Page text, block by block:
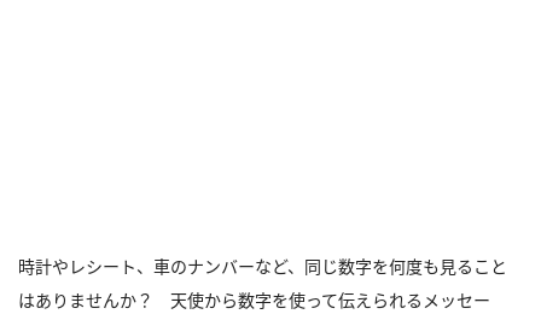
時計やレシート、車のナンバーなど、同じ数字を何度も見ること
はありませんか？ 天使から数字を使って伝えられるメッセー